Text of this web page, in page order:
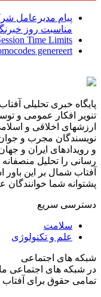
پیام مدیرعامل
مناسبت روز
Time Limits
genereert
پایگاه خبری تحلیلی
تنویر افکار عمومی و
ارزشهای اخلاقی و
نویسندگان مجرب و جوان
و رویدادهای ایران و
رسانی را تحلیل
آفتاب شمال بر این
پشتوانه شما خوانندگان
دسترسی سریع
سلامت
علم و تکنولوژی
شبکه های اجتماعی
در شبکه های اجتماعی ما
تمامی حقوق برای